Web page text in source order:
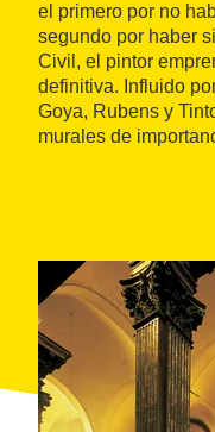
el primero por no
segundo por haber
Civil, el pintor
definitiva. Influido
Goya, Rubens y
murales de
y
decoración para el
Center
, los dos en
Telmo, en San
las Naciones, en
La Ruta Sert
pintor, enterrado en
vinculada para